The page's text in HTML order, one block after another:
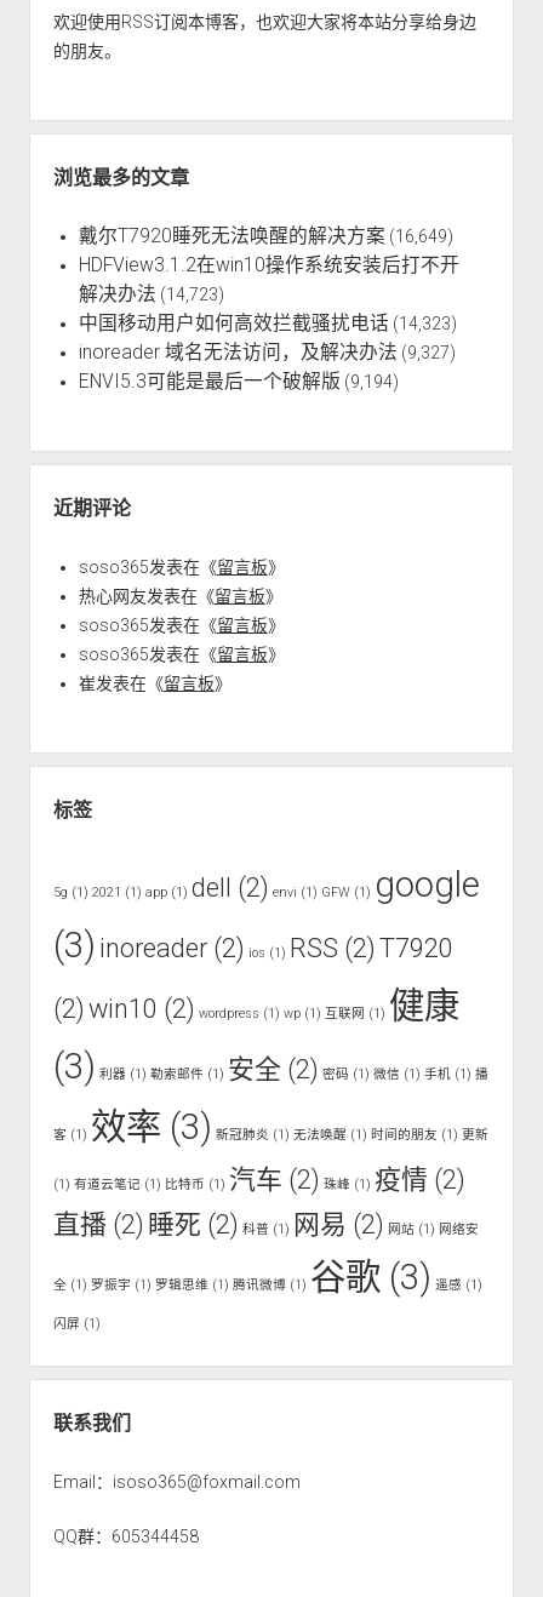
欢迎使用RSS订阅本博客，也欢迎大家将本站分享给身边
的朋友。
浏览最多的文章
戴尔T7920睡死无法唤醒的解决方案 (16,649)
HDFView3.1.2在win10操作系统安装后打不开
解决办法 (14,723)
中国移动用户如何高效拦截骚扰电话 (14,323)
inoreader 域名无法访问，及解决办法 (9,327)
ENVI5.3可能是最后一个破解版 (9,194)
近期评论
soso365发表在《留言板》
热心网友发表在《留言板》
soso365发表在《留言板》
soso365发表在《留言板》
崔发表在《留言板》
标签
5g (1) 2021 (1) app(1) dell (2) envi (1) GFW(1) google
(3) inoreader(2) ios (1) RSS (2) T7920
(2) win10 (2) wordpress (1) wp(1) 互联网 (1) 健康
(3) 利器 (1) 勒索邮件 (1) 安全(2) 密码 (1) 微信 (1) 手机(1) 播
客 (1) 效率 (3) 新冠肺炎 (1) 无法唤醒 (1) 时间的朋友 (1) 更新
(1) 有道云笔记 (1) 比特币 (1) 汽车 (2) 珠峰 (1) 疫情 (2)
直播 (2) 睡死 (2) 科普 (1) 网易 (2) 网站(1) 网络安
全(1) 罗振宇 (1) 罗辑思维(1) 腾讯微博(1) 谷歌 (3) 遥感 (1)
闪屏 (1)
联系我们
Email：isoso365@foxmail.com
QQ群：605344458